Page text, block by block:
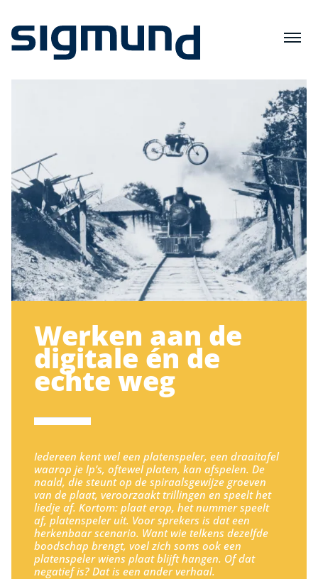
Werken aan de
digitale én de
echte weg
Iedereen kent wel een platenspeler, een draaitafel
waarop je lp’s, oftewel platen, kan afspelen. De
naald, die steunt op de spiraalsgewijze groeven
van de plaat, veroorzaakt trillingen en speelt het
liedje af. Kortom: plaat erop, het nummer speelt
af, platenspeler uit. Voor sprekers is dat een
herkenbaar scenario. Want wie telkens dezelfde
boodschap brengt, voel zich soms ook een
platenspeler wiens plaat blijft hangen. Of dat
negatief is? Dat is een ander verhaal.